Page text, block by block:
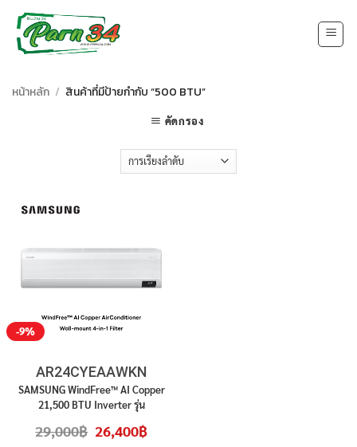
content
หน้าหลัก / สินค้าที่มีป้ายกำกับ “500 BTU”
คัดกรอง
-9%
AR24CYEAAWKN
SAMSUNG WindFree™ AI Copper
21,500 BTU Inverter รุ่น
ศูนย์ ราคาไม่รวมติดตั้ง
29,000฿ Original
price
26,400฿Current
price